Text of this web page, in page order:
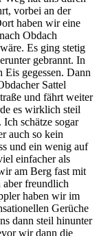
vorbei an der
haben wir eine
Obdach
Es ging stetig
gebrannt. In
Eis gegessen. Dann
Sattel
und fährt weiter
es wirklich steil
schätze sogar
auch so kein
und ein wenig auf
einfacher als
am Berg fast mit
aber freundlich
haben wir im
Gerüche
dann steil hinunter
wir dann die